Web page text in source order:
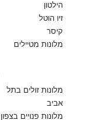
הילטון
זיו הוטל
קיסר
מלונות מטיילים
מלונות זולים בתל
אביב
מלונות פנויים בצפון